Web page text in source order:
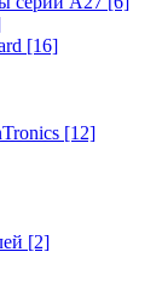
[16]
[12]
[2]